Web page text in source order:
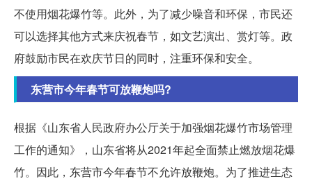
不使用烟花爆竹等。此外，为了减少噪音和环保，市民还
可以选择其他方式来庆祝春节，如文艺演出、赏灯等。政
府鼓励市民在欢庆节日的同时，注重环保和安全。
东营市今年春节可放鞭炮吗?
根据《山东省人民政府办公厅关于加强烟花爆竹市场管理
工作的通知》，山东省将从2021年起全面禁止燃放烟花爆
竹。因此，东营市今年春节不允许放鞭炮。为了推进生态